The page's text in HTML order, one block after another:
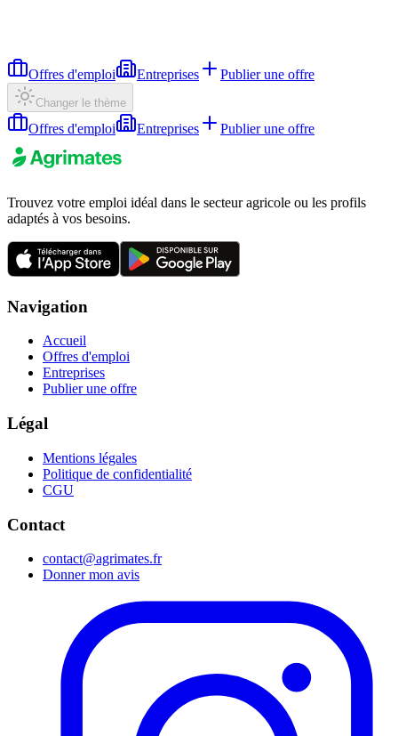
Offres d'emploi Entreprises Publier une offre
Changer le thème
Offres d'emploi Entreprises Publier une offre
Trouvez votre emploi idéal dans le secteur agricole ou les profils
adaptés à vos besoins.
Navigation
Accueil
Offres d'emploi
Entreprises
Publier une offre
Légal
Mentions légales
Politique de confidentialité
CGU
Contact
contact@agrimates.fr
Donner mon avis